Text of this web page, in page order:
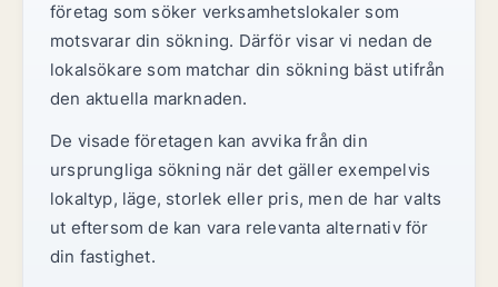
företag som söker verksamhetslokaler som
motsvarar din sökning. Därför visar vi nedan de
lokalsökare som matchar din sökning bäst utifrån
den aktuella marknaden.
De visade företagen kan avvika från din
ursprungliga sökning när det gäller exempelvis
lokaltyp, läge, storlek eller pris, men de har valts
ut eftersom de kan vara relevanta alternativ för
din fastighet.